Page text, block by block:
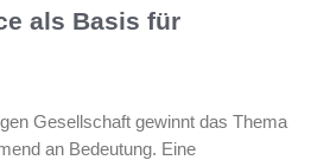
als Basis für
Gesellschaft gewinnt das Thema
an Bedeutung. Eine